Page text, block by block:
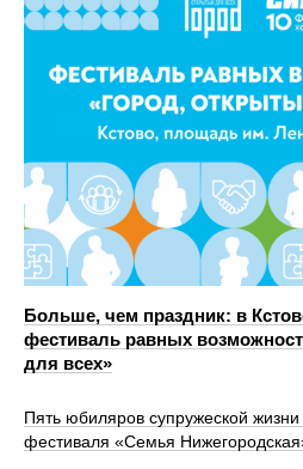
Больше, чем праздник: в
фестиваль равных
для всех»
Пять юбиляров супружеской жизни
фестиваля «Семья